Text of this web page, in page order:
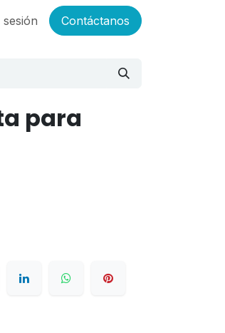
Contáctanos
para